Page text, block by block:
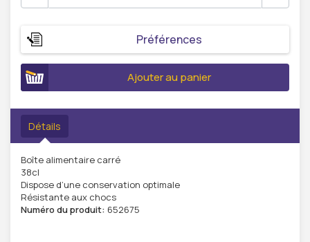
Préférences
Ajouter au panier
Détails
Boîte alimentaire carré
38cl
Dispose d’une conservation optimale
Résistante aux chocs
Numéro du produit: 652675